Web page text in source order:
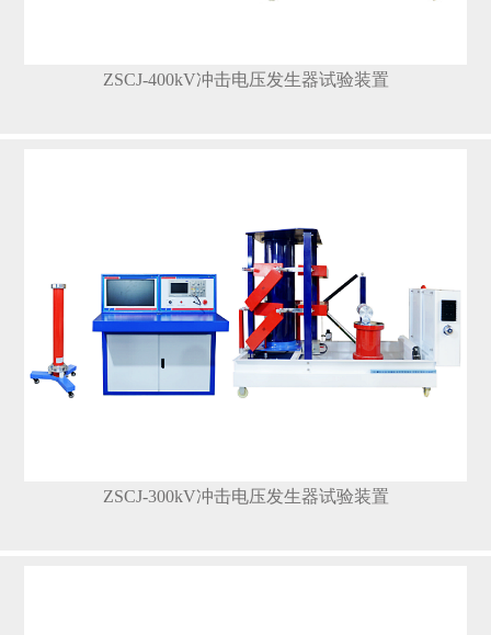
ZSCJ-400kV冲击电压发生器试验装置
ZSCJ-300kV冲击电压发生器试验装置